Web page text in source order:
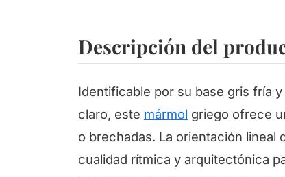
Descripción del
Identificable por su base gris fría
claro, este mármol griego ofrece
o brechadas. La orientación lineal
cualidad rítmica y arquitectónica